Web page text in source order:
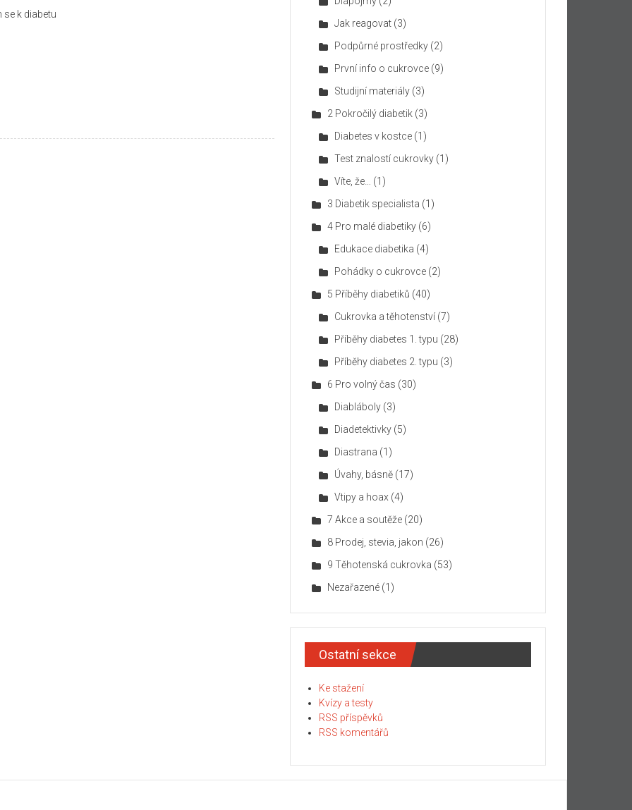
k diabetu
Jak reagovat (3)
Podpůrné prostředky (2)
První info o cukrovce (9)
Studijní materiály (3)
2 Pokročilý diabetik (3)
Diabetes v kostce (1)
Test znalostí cukrovky (1)
Víte, že…
(1)
3 Diabetik specialista (1)
4 Pro malé diabetiky (6)
Edukace diabetika (4)
Pohádky o cukrovce (2)
5 Příběhy diabetiků (40)
Cukrovka a těhotenství (7)
Příběhy diabetes 1. typu (28)
Příběhy diabetes 2. typu (3)
6 Pro volný čas (30)
Diabláboly (3)
Diadetektivky (5)
Diastrana (1)
Úvahy, básně (17)
Vtipy a hoax (4)
7 Akce a soutěže (20)
8 Prodej, stevia, jakon (26)
9 Těhotenská cukrovka (53)
Nezařazené (1)
Ostatní sekce
Ke stažení
Kvízy a testy
RSS příspěvků
RSS komentářů